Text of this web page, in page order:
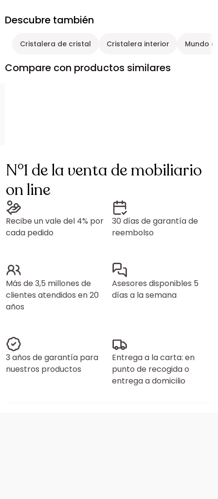
Descubre también
Cristalera de cristal Cristalera interior Mundo
Compare con productos similares
N°1 de la venta de mobiliario
on line
Recibe un vale del 4% por
cada pedido
30 días de garantía de
reembolso
Más de 3,5 millones de
clientes atendidos en 20
años
Asesores disponibles 5
días a la semana
3 años de garantía para
nuestros productos
Entrega a la carta: en
punto de recogida o
entrega a domicilio